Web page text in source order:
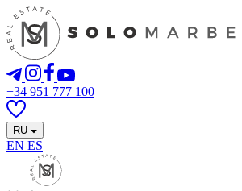
+34 951 777 100
RU
EN ES